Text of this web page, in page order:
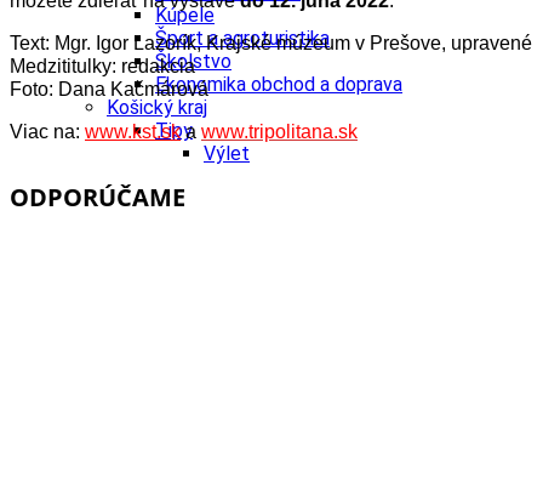
Kúpele
Šport a agroturistika
Školstvo
Ekonomika obchod a doprava
Košický kraj
Tipy
Výlet
Text: Mgr. Igor Lazorík, Krajské múzeum v Prešove, upravené
Medzititulky: redakcia
Foto: Dana Kačmárová
Viac na: www.kst.sk a www.tripolitana.sk
ODPORÚČAME